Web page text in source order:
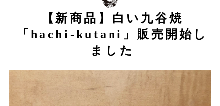
【新商品】白い九谷焼
「hachi-kutani」販売開始し
ました